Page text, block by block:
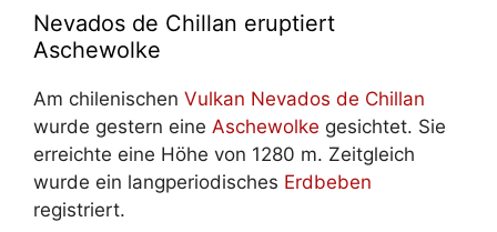
Nevados de Chillan eruptiert
Aschewolke
Am chilenischen Vulkan Nevados de Chillan
wurde gestern eine Aschewolke gesichtet. Sie
erreichte eine Höhe von 1280 m. Zeitgleich
wurde ein langperiodisches Erdbeben
registriert.